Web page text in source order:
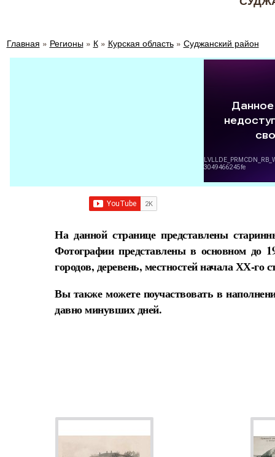
Главная » Регионы» К» Курская область» Суджанский район
На данной странице представлены
Фотографии представлены в основном до
городов, деревень, местностей начала ХХ-го
Вы также можете поучаствовать в
давно минувших дней.